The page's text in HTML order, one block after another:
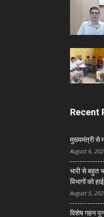
Recent
मुख्यमंत्री से
August 6,
भारी से बहुत
विभागों को
August 5,
विशेष गहन